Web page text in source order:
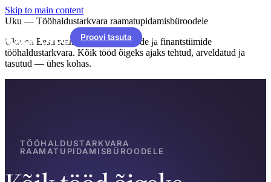
Skip to main content
Proovi tasuta
Uku — Tööhaldustarkvara raamatupidamisbüroodele
Uku on Eesti raamatupidamisbüroode ja finantstiimide
tööhaldustarkvara. Kõik tööd õigeks ajaks tehtud, arveldatud ja
tasutud — ühes kohas.
TÖÖHALDUSTARKVARA
RAAMATUPIDAMISBÜROODELE